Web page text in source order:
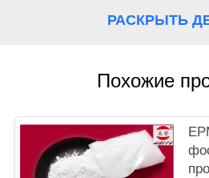
PRIVACY
POLICY
РАСКРЫТЬ
Похожие